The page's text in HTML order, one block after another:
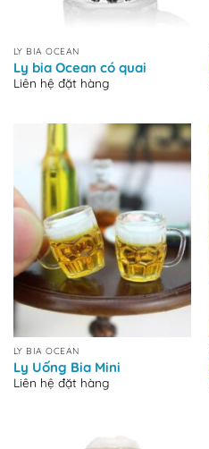
LY BIA OCEAN
Ly bia Ocean có quai
Liên hệ đặt hàng
LY BIA OCEAN
Ly Uống Bia Mini
Liên hệ đặt hàng